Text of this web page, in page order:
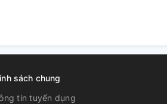
sách chung
tin tuyển dụng